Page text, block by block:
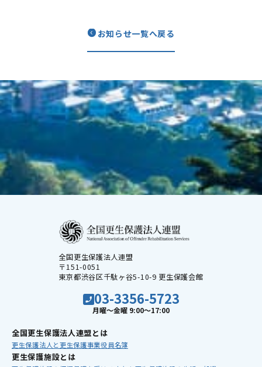
お知らせ一覧へ戻る
全国更生保護法人連盟
〒151-0051
東京都渋谷区千駄ヶ谷5-10-9 更生保護会館
03-3356-5723
月曜〜金曜 9:00〜17:00
全国更⽣保護法⼈連盟とは
更⽣保護法⼈と更⽣保護事業役員名簿
更⽣保護施設とは